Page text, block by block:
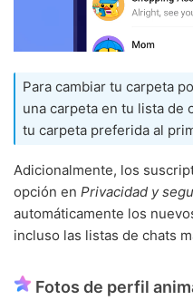
Para cambiar tu carpeta
una carpeta en tu lista de
tu carpeta preferida al
Adicionalmente, los
opción en Privacidad y
automáticamente los
incluso las listas de chats
Fotos de perfil